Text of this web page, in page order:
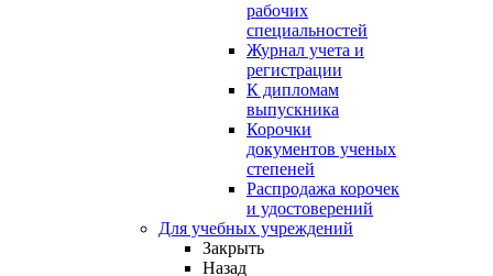
рабочих
специальностей
Журнал учета и
регистрации
К дипломам
выпускника
Корочки
документов ученых
степеней
Распродажа корочек
и удостоверений
Для учебных учреждений
Закрыть
Назад